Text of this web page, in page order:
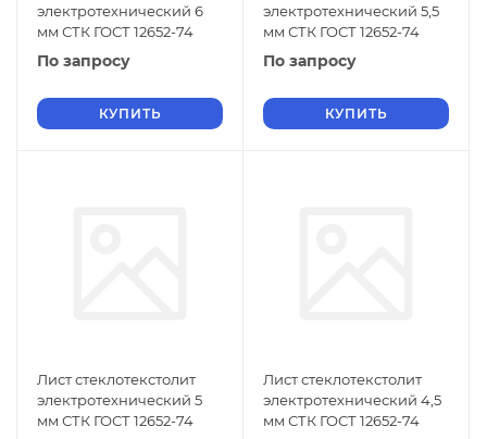
электротехнический 6
мм СТК ГОСТ 12652-74
По запросу
КУПИТЬ
электротехнический 5,5
мм СТК ГОСТ 12652-74
По запросу
КУПИТЬ
Лист стеклотекстолит
электротехнический 5
мм СТК ГОСТ 12652-74
Лист стеклотекстолит
электротехнический 4,5
мм СТК ГОСТ 12652-74